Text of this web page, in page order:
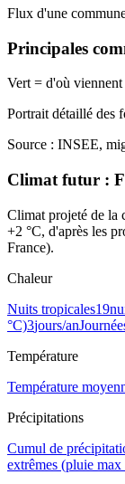
Flux d'une
Principales
Vert = d'où viennent
Portrait détaillé des
Source : INSEE,
Climat futur :
Climat projeté de la
+2 °C, d'après les
France).
Chaleur
Nuits tropicales19
°C)3jours/an
Température
Température
Précipitations
Cumul de
extrêmes (pluie